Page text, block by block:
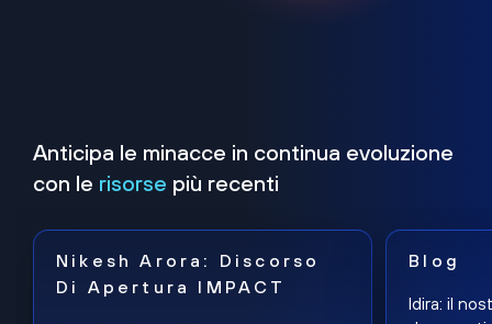
Anticipa le minacce in continua evoluzione
con le risorse più recenti
Nikesh Arora: Discorso
Di Apertura IMPACT
Blog
Idira: il